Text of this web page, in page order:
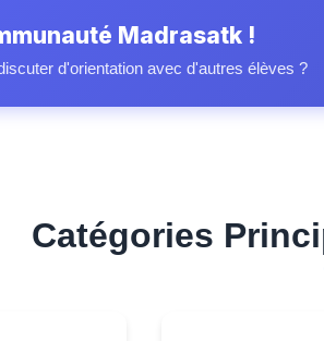
Madrasatk !
d'orientation avec d'autres élèves ?